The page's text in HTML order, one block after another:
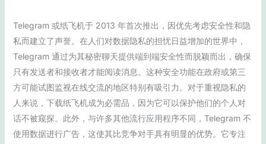
Telegram 或纸飞机于 2013 年首次推出，因优先考虑安全性和隐
私而建立了声誉。在人们对数据隐私的担忧日益增加的世界中，
Telegram 通过为其秘密聊天提供端到端安全性而脱颖而出，确保
只有发送者和接收者才能阅读消息。这种安全功能在政府或第三
方可能试图监视在线交流的地区特别有吸引力。对于重视隐私的
人来说，下载纸飞机成为必需品，因为它可以保护他们的个人对
话不被窥探。此外，与许多其他流行应用程序不同，Telegram 不
使用数据进行广告，这使其比竞争对手具有明显的优势。它专注